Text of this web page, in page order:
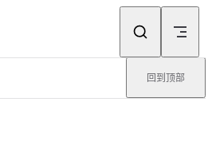
回到顶部